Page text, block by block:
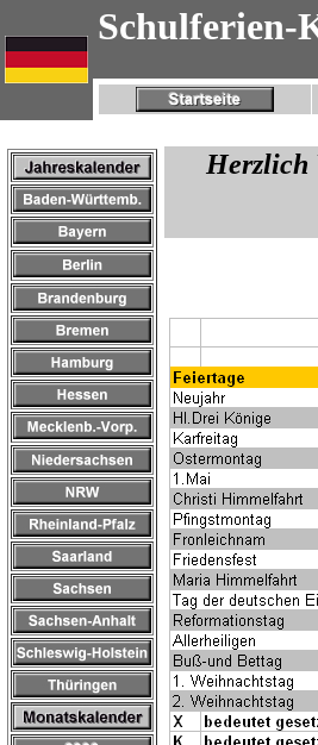
Schulferien-
Herzlich